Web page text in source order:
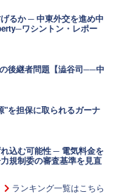
るか ─ 中東外交を進め中
ワシントン・レポー
後継者問題【澁谷司──中
"を担保に取られるガーナ
込む可能性 ─ 電気料金を
規制委の審査基準を見直
ランキング一覧はこちら